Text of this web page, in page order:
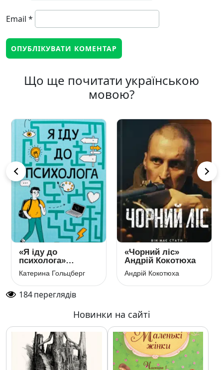
Email *
Що ще почитати українською
мовою?
«Я іду до
психолога»
Катерина
Гольцберг
Катерина Гольцберг
«Чорний ліс»
Андрій Кокотюха
Андрій Кокотюха
184переглядів
Новинки на сайті